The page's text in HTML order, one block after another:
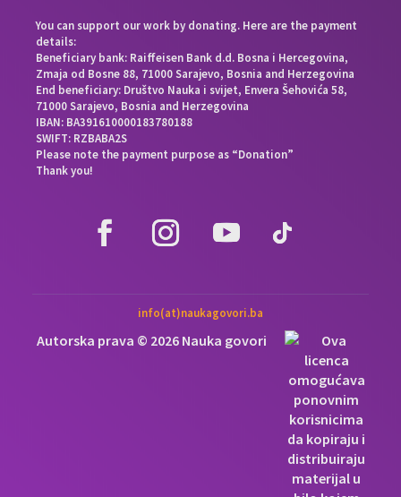
You can support our work by donating. Here are the payment
details:
Beneficiary bank: Raiffeisen Bank d.d. Bosna i Hercegovina,
Zmaja od Bosne 88, 71000 Sarajevo, Bosnia and Herzegovina
End beneficiary: Društvo Nauka i svijet, Envera Šehovića 58,
71000 Sarajevo, Bosnia and Herzegovina
IBAN: BA391610000183780188
SWIFT: RZBABA2S
Please note the payment purpose as “Donation”
Thank you!
info(at)naukagovori.ba
Autorska prava © 2026 Nauka govori